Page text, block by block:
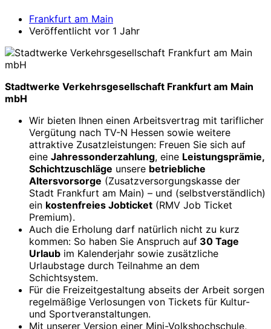
Fahrzeuginstandhaltung
Betriebswerkstätten
(d/m/w)
Frankfurt am Main
Veröffentlicht vor 1 Jahr
Stadtwerke Verkehrsgesellschaft Frankfurt am Main
mbH
Wir bieten Ihnen einen Arbeitsvertrag mit tariflicher
Vergütung nach TV-N Hessen sowie weitere
attraktive Zusatzleistungen: Freuen Sie sich auf
eine Jahressonderzahlung, eine Leistungsprämie,
Schichtzuschläge unsere betriebliche
Altersvorsorge (Zusatzversorgungskasse der
Stadt Frankfurt am Main) – und (selbstverständlich)
ein kostenfreies Jobticket (RMV Job Ticket
Premium).
Auch die Erholung darf natürlich nicht zu kurz
kommen: So haben Sie Anspruch auf 30 Tage
Urlaub im Kalenderjahr sowie zusätzliche
Urlaubstage durch Teilnahme an dem
Schichtsystem.
Für die Freizeitgestaltung abseits der Arbeit sorgen
regelmäßige Verlosungen von Tickets für Kultur-
und Sportveranstaltungen.
Mit unserer Version einer Mini-Volkshochschule,